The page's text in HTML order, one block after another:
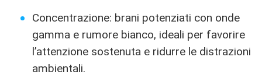
Concentrazione: brani potenziati con onde
gamma e rumore bianco, ideali per favorire
l’attenzione sostenuta e ridurre le distrazioni
ambientali.